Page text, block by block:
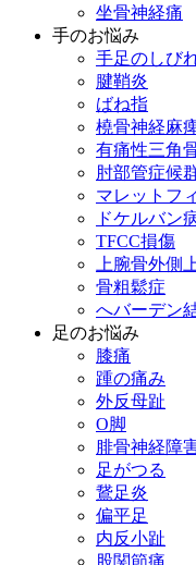
坐骨神経痛
手のお悩み
手足のしび
腱鞘炎
ばね指
橈骨神経麻
有痛性三角
肘部管症候
マレットフ
ドケルバン
TFCC損傷
上腕骨外側
骨粗鬆症
へバーデン
足のお悩み
膝痛
踵の痛み
外反母趾
О脚
腓骨神経障
足がつる
鵞足炎
偏平足
内反小趾
股関節痛